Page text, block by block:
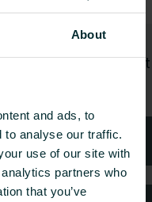
About
and ads, to
to analyse our traffic.
use of our site with
partners who
that you’ve
deg?
arkitekt, grossist
så vil vi med
din.